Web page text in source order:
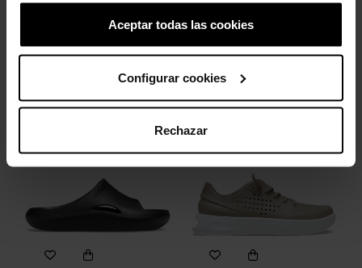
Aceptar todas las cookies
Configurar cookies
Rechazar